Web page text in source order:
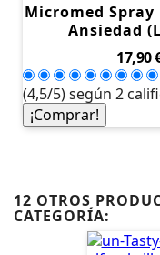
Micromed Spray
Ansiedad
Precio
17,90
(4,5/5) según 2
¡Comprar!
12 OTROS
CATEGORÍA: